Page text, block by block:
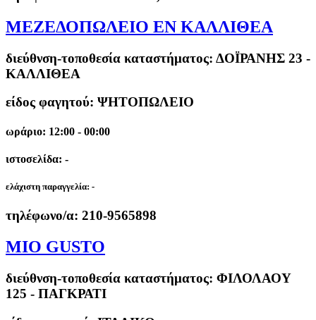
ΜΕΖΕΔΟΠΩΛΕΙΟ ΕΝ ΚΑΛΛΙΘΕΑ
διεύθνση-τοποθεσία καταστήματος: ΔΟΪΡΑΝΗΣ 23 -
ΚΑΛΛΙΘΕΑ
είδος φαγητού: ΨΗΤΟΠΩΛΕΙΟ
ωράριο: 12:00 - 00:00
ιστοσελίδα: -
ελάχιστη παραγγελία: -
τηλέφωνο/α: 210-9565898
MIO GUSTO
διεύθνση-τοποθεσία καταστήματος: ΦΙΛΟΛΑΟΥ
125 - ΠΑΓΚΡΑΤΙ